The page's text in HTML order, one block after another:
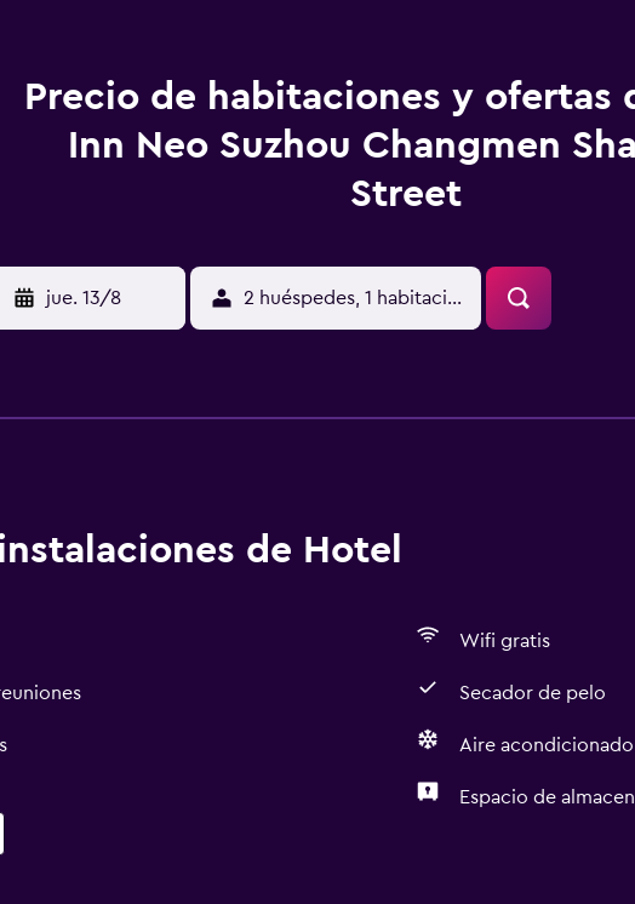
Precio de habitaciones y ofertas
Inn Neo Suzhou Changmen
Street
jue. 13/8 2 huéspedes, 1 habitación
de Hotel
Wifi gratis
Secador de pelo
Aire acondicionado
Espacio de